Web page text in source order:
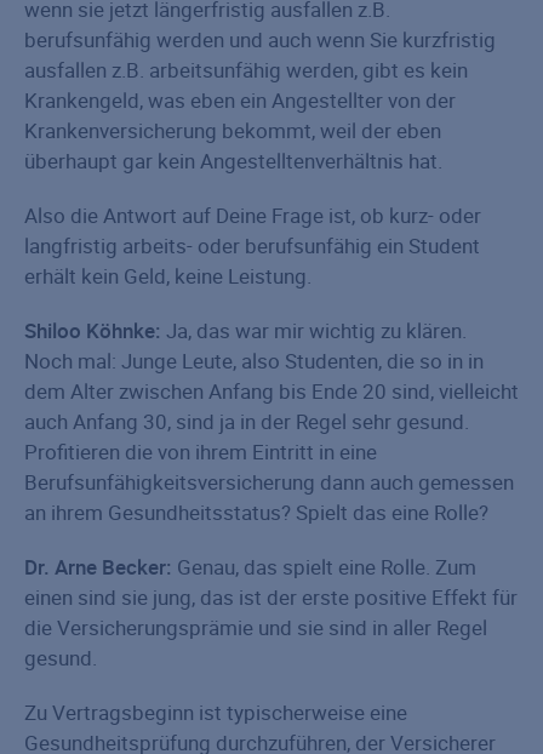
wenn sie jetzt längerfristig ausfallen z.B.
berufsunfähig werden und auch wenn Sie kurzfristig
ausfallen z.B. arbeitsunfähig werden, gibt es kein
Krankengeld, was eben ein Angestellter von der
Krankenversicherung bekommt, weil der eben
überhaupt gar kein Angestelltenverhältnis hat.
Also die Antwort auf Deine Frage ist, ob kurz- oder
langfristig arbeits- oder berufsunfähig ein Student
erhält kein Geld, keine Leistung.
Shiloo Köhnke: Ja, das war mir wichtig zu klären.
Noch mal: Junge Leute, also Studenten, die so in in
dem Alter zwischen Anfang bis Ende 20 sind, vielleicht
auch Anfang 30, sind ja in der Regel sehr gesund.
Profitieren die von ihrem Eintritt in eine
Berufsunfähigkeitsversicherung dann auch gemessen
an ihrem Gesundheitsstatus? Spielt das eine Rolle?
Dr. Arne Becker: Genau, das spielt eine Rolle. Zum
einen sind sie jung, das ist der erste positive Effekt für
die Versicherungsprämie und sie sind in aller Regel
gesund.
Zu Vertragsbeginn ist typischerweise eine
Gesundheitsprüfung durchzuführen, der Versicherer